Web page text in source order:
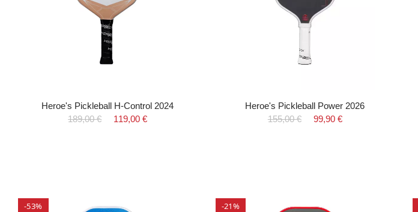
Heroe's Pickleball H-Control 2024
189,00 €
119,00 €
Heroe's Pickleball Power 2026
155,00 €
99,90 €
-53% -21%